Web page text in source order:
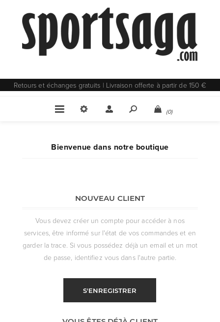
Retours et échanges gratuits | Livraison offerte à partir de 150 €
(0)
Bienvenue dans notre boutique
NOUVEAU CLIENT
Vous devez créer un compte pour accéder à nos
services, être informé sur l'état de vos commandes et en
garder la trace. Si vous possédez déjà un email et un mot
de passe, identifiez vous dans l'autre partie.
S'ENREGISTRER